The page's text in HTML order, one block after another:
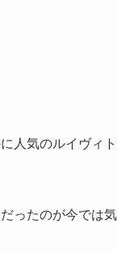
人気のルイヴィ
ったのが今では